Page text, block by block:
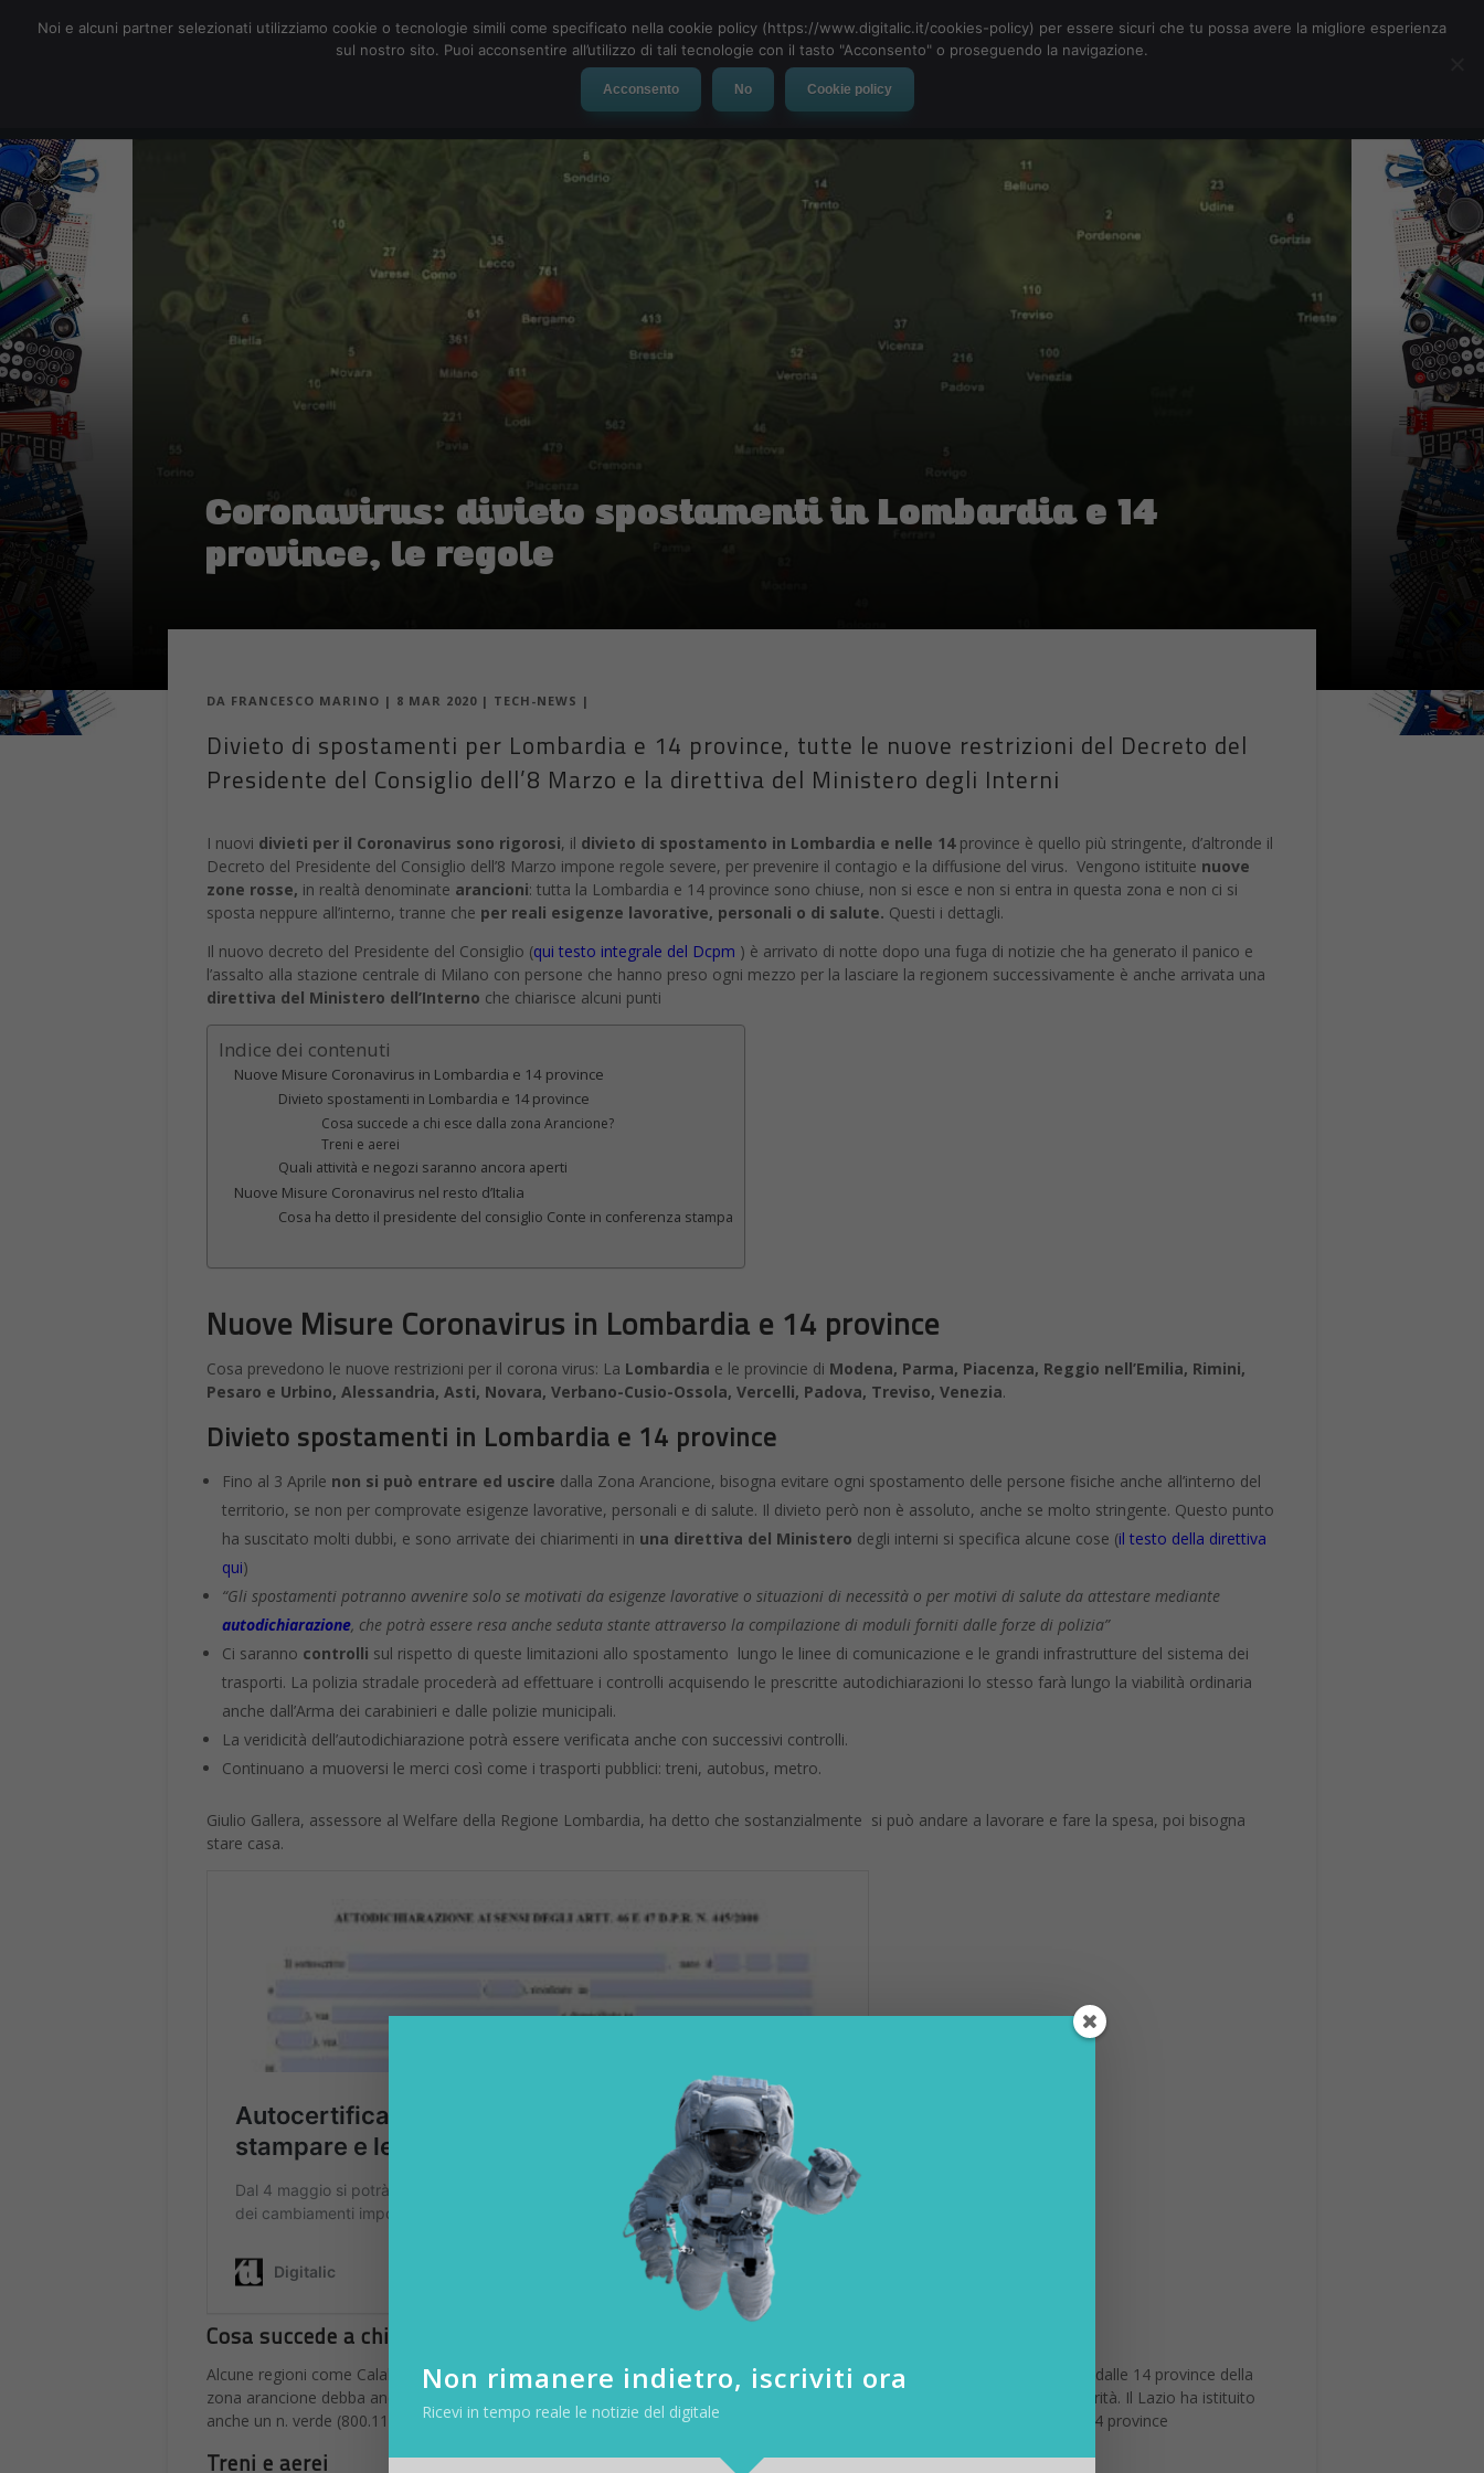
Social Network App Automotive Tech-News
Coronavirus: divieto spostamenti in Lombardia e 14
province, le regole
DA FRANCESCO MARINO | 8 MAR 2020 | TECH-NEWS |
Divieto di spostamenti per Lombardia e 14 province, tutte le nuove restrizioni del Decreto del
Presidente del Consiglio dell’8 Marzo e la direttiva del Ministero degli Interni
I nuovi divieti per il Coronavirus sono rigorosi, il divieto di spostamento in Lombardia e nelle 14province è quello più stringente, d’altronde il
Decreto del Presidente del Consiglio dell’8 Marzo impone regole severe, per prevenire il contagio e la diffusione del virus. Vengono istituite nuove
zone rosse, in realtà denominate arancioni: tutta la Lombardia e 14 province sono chiuse, non si esce e non si entra in questa zona e non ci si
sposta neppure all’interno, tranne che per reali esigenze lavorative, personali o di salute. Questi i dettagli.
Il nuovo decreto del Presidente del Consiglio (qui testo integrale del Dcpm ) è arrivato di notte dopo una fuga di notizie che ha generato il panico e
l’assalto alla stazione centrale di Milano con persone che hanno preso ogni mezzo per la lasciare la regionem successivamente è anche arrivata una
direttiva del Ministero dell’Interno che chiarisce alcuni punti
Indice dei contenuti
Nuove Misure Coronavirus in Lombardia e 14 province
Divieto spostamenti in Lombardia e 14 province
Cosa succede a chi esce dalla zona Arancione?
Treni e aerei
Quali attività e negozi saranno ancora aperti
Nuove Misure Coronavirus nel resto d’Italia
Cosa ha detto il presidente del consiglio Conte in conferenza stampa
Nuove Misure Coronavirus in Lombardia e 14 province
Cosa prevedono le nuove restrizioni per il corona virus: La Lombardia e le provincie di Modena, Parma, Piacenza, Reggio nell’Emilia, Rimini,
Pesaro e Urbino, Alessandria, Asti, Novara, Verbano-Cusio-Ossola, Vercelli, Padova, Treviso, Venezia.
Divieto spostamenti in Lombardia e 14 province
Fino al 3 Aprile non si può entrare ed uscire dalla Zona Arancione, bisogna evitare ogni spostamento delle persone fisiche anche all’interno del
territorio, se non per comprovate esigenze lavorative, personali e di salute. Il divieto però non è assoluto, anche se molto stringente. Questo punto
ha suscitato molti dubbi, e sono arrivate dei chiarimenti in una direttiva del Ministero degli interni si specifica alcune cose (il testo della direttiva
qui)
“Gli spostamenti potranno avvenire solo se motivati da esigenze lavorative o situazioni di necessità o per motivi di salute da attestare mediante
autodichiarazione, che potrà essere resa anche seduta stante attraverso la compilazione di moduli forniti dalle forze di polizia”
Ci saranno controlli sul rispetto di queste limitazioni allo spostamento lungo le linee di comunicazione e le grandi infrastrutture del sistema dei
trasporti. La polizia stradale procederà ad effettuare i controlli acquisendo le prescritte autodichiarazioni lo stesso farà lungo la viabilità ordinaria
anche dall’Arma dei carabinieri e dalle polizie municipali.
La veridicità dell’autodichiarazione potrà essere verificata anche con successivi controlli.
Continuano a muoversi le merci così come i trasporti pubblici: treni, autobus, metro.
Giulio Gallera, assessore al Welfare della Regione Lombardia, ha detto che sostanzialmente si può andare a lavorare e fare la spesa, poi bisogna
stare casa.
Cosa succede a chi esce dalla zona Arancione?
Alcune regioni come Calabria, Puglia, Basilicata , Campania, Lazio e Toscana, hanno deciso che chi arriva dalla Lombardia e dalle 14 province della
zona arancione debba andare in quarantena obbligatoria con sorveglianza anche attiva e obbligo di comunicazione alle autorità. Il Lazio ha istituito
anche un n. verde (800.118.800) per comunicare se si sta arrivando nella Regione provenendo dalla Lombardia e dalle altre 14 province
Treni e aerei
Non rimanere indietro, iscriviti ora
Ricevi in tempo reale le notizie del digitale
Noi e alcuni partner selezionati utilizziamo cookie o tecnologie simili come specificato nella cookie policy (https://www.digitalic.it/cookies-policy) per essere sicuri che tu possa avere la migliore esperienza
sul nostro sito. Puoi acconsentire all’utilizzo di tali tecnologie con il tasto "Acconsento" o proseguendo la navigazione.
Acconsento No Cookie policy